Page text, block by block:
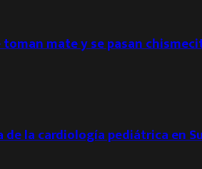
toman mate y se pasan
la cardiología pediátrica en